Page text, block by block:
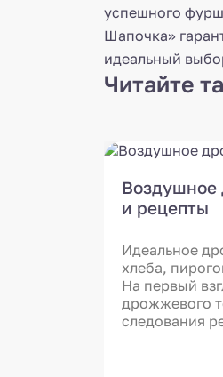
успешного
Шапочка»
идеальный
Читайте
Воздушное
и рецепты
Идеальное
хлеба,
На первый
дрожжевого
следования